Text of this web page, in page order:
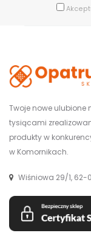
Twoje nowe ulubione
tysiącami
produkty w
w Komornikach.
Wiśniowa 29/1, 62-